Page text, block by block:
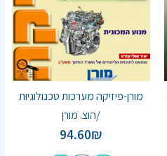
מורן-פיזיקה מערכות טכנולוגיות
/הוצ. מורן
94.60₪